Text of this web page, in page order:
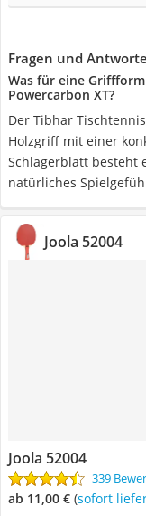
Fragen und
Was für eine
Powercarbon XT?
Der Tibhar
Holzgriff mit einer
Schlägerblatt besteht
natürliches
Joola 52004
Joola 52004
339
ab 11,00 € ( Sofort